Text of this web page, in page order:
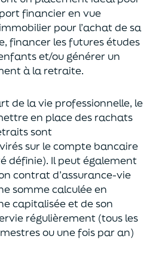
financier en vue
pour l’achat desa
financer les futures études
et/ou générer un
à la retraite.
de la vie professionnelle, le
en place des rachats
sont
sur le compte bancaire
définie). Il peut également
contrat d’assurance-vie
somme calculée en
capitalisée et deson
régulièrement (tous les
ou une fois par an)